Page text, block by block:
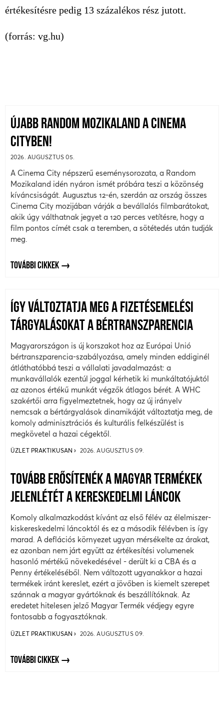
értékesítésre pedig 13 százalékos rész jutott.
(forrás: vg.hu)
ÚJABB RANDOM MOZIKALAND A CINEMA
CITYBEN!
2026. AUGUSZTUS 05.
A Cinema City népszerű eseménysorozata, a Random
Mozikaland idén nyáron ismét próbára teszi a közönség
kíváncsiságát. Augusztus 12-én, szerdán az ország összes
Cinema City mozijában várják a bevállalós filmbarátokat,
akik úgy válthatnak jegyet a 120 perces vetítésre, hogy a
film pontos címét csak a teremben, a sötétedés után tudják
meg.
TOVÁBBI CIKKEK
ÍGY VÁLTOZTATJA MEG A FIZETÉSEMELÉSI
TÁRGYALÁSOKAT A BÉRTRANSZPARENCIA
Magyarországon is új korszakot hoz az Európai Unió
bértranszparencia-szabályozása, amely minden eddiginél
átláthatóbbá teszi a vállalati javadalmazást: a
munkavállalók ezentúl joggal kérhetik ki munkáltatójuktól
az azonos értékű munkát végzők átlagos bérét. A WHC
szakértői arra figyelmeztetnek, hogy az új irányelv
nemcsak a bértárgyalások dinamikáját változtatja meg, de
komoly adminisztrációs és kulturális felkészülést is
megkövetel a hazai cégektől.
ÜZLET PRAKTIKUSAN 2026. AUGUSZTUS 09.
TOVÁBB ERŐSÍTENÉK A MAGYAR TERMÉKEK
JELENLÉTÉT A KERESKEDELMI LÁNCOK
Komoly alkalmazkodást kívánt az első félév az élelmiszer-
kiskereskedelmi láncoktól és ez a második félévben is így
marad. A deflációs környezet ugyan mérsékelte az árakat,
ez azonban nem járt együtt az értékesítési volumenek
hasonló mértékű növekedésével - derült ki a CBA és a
Penny értékeléséből. Nem változott ugyanakkor a hazai
termékek iránt kereslet, ezért a jövőben is kiemelt szerepet
szánnak a magyar gyártóknak és beszállítóknak. Az
eredetet hitelesen jelző Magyar Termék védjegy egyre
fontosabb a fogyasztóknak.
ÜZLET PRAKTIKUSAN 2026. AUGUSZTUS 09.
TOVÁBBI CIKKEK